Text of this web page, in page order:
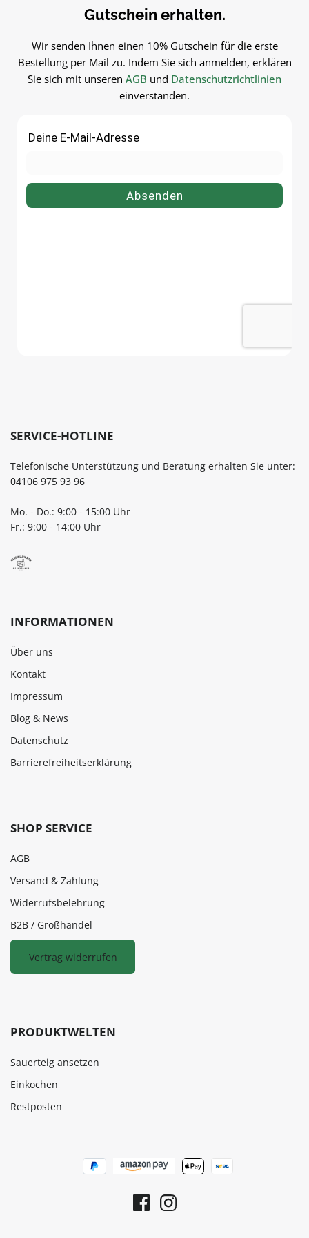
langlebig.PflegehinweiseVor dem
ersten Gebrauch mit warmem
Hand empfohlenGut trocknen
lassenJetzt bestellenBestelle
deinen Einmachglas 140 ml
bequem online bei flaschen-
wiederverwendbar und
langlebig.PflegehinweiseVor
Wasser
tGut trocknen lassenJetzt
Gutschein erhalten.
Wir senden Ihnen einen 10% Gutschein für die erste
Bestellung per Mail zu. Indem Sie sich anmelden, erklären
Sie sich mit unseren AGB und Datenschutzrichtlinien
einverstanden.
SERVICE-HOTLINE
Telefonische Unterstützung und Beratung erhalten Sie unter:
04106 975 93 96
Mo. - Do.: 9:00 - 15:00 Uhr
Fr.: 9:00 - 14:00 Uhr
INFORMATIONEN
Über uns
Kontakt
Impressum
Blog & News
Datenschutz
Barrierefreiheitserklärung
SHOP SERVICE
AGB
Versand & Zahlung
Widerrufsbelehrung
B2B / Großhandel
Vertrag widerrufen
PRODUKTWELTEN
Sauerteig ansetzen
Einkochen
Restposten